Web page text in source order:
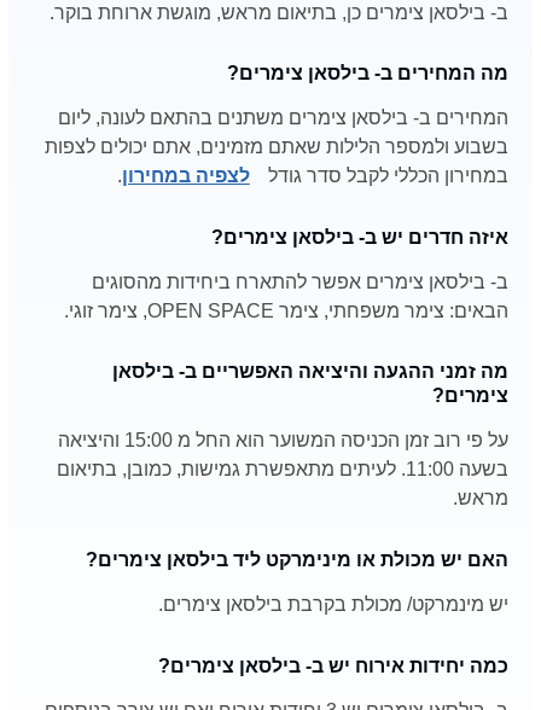
ב- בילסאן צימרים כן, בתיאום מראש, מוגשת ארוחת בוקר.
מה המחירים ב- בילסאן צימרים?
המחירים ב- בילסאן צימרים משתנים בהתאם לעונה, ליום
בשבוע ולמספר הלילות שאתם מזמינים, אתם יכולים לצפות
במחירון הכללי לקבל סדר גודל
לצפיה במחירון.
איזה חדרים יש ב- בילסאן צימרים?
ב- בילסאן צימרים אפשר להתארח ביחידות מהסוגים
הבאים: צימר משפחתי, צימר OPEN SPACE, צימר זוגי.
מה זמני ההגעה והיציאה האפשריים ב- בילסאן
צימרים?
על פי רוב זמן הכניסה המשוער הוא החל מ 15:00 והיציאה
בשעה 11:00. לעיתים מתאפשרת גמישות, כמובן, בתיאום
מראש.
האם יש מכולת או מינימרקט ליד בילסאן צימרים?
יש מינמרקט/ מכולת בקרבת בילסאן צימרים.
כמה יחידות אירוח יש ב- בילסאן צימרים?